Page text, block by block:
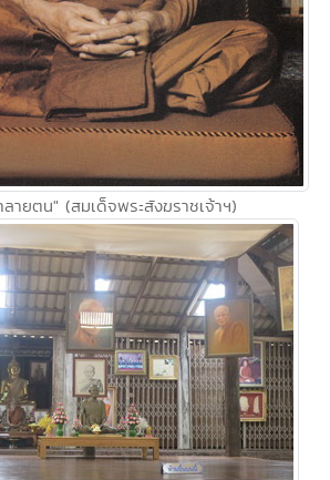
ลายตน" (สมเด็จพระสังฆราชเจ้าฯ)